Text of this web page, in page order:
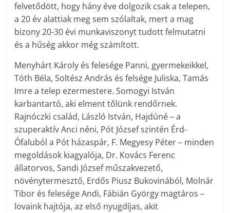
felvetődött, hogy hány éve dolgozik csak a telepen,
a 20 év alattiak meg sem szólaltak, mert a mag
bizony 20-30 évi munkaviszonyt tudott felmutatni
és a hűség akkor még számított.
Menyhárt Károly és felesége Panni, gyermekeikkel,
Tóth Béla, Soltész András és felsége Juliska, Tamás
Imre a telep ezermestere. Somogyi István
karbantartó, aki elment tőlünk rendőrnek.
Rajnóczki család, László István, Hajdúné – a
szuperaktív Anci néni, Pót József szintén Érd-
Ófaluból a Pót házaspár, F. Megyesy Péter – minden
megoldások kiagyalója, Dr. Kovács Ferenc
állatorvos, Sandi József műszakvezető,
növénytermesztő, Erdős Piusz Bukovinából, Molnár
Tibor és felesége Andi, Fábián György magtáros –
lovaink hajtója, az első nyugdíjas, akit